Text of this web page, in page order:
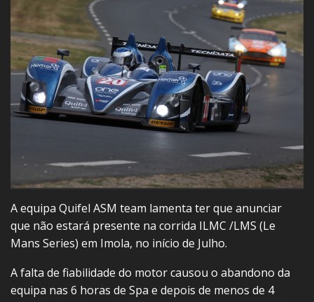
A equipa Quifel ASM team lamenta ter que anunciar
que não estará presente na corrida ILMC /LMS (Le
Mans Series) em Imola, no início de Julho.
A falta de fiabilidade do motor causou o abandono da
equipa nas 6 horas de Spa e depois de menos de 4